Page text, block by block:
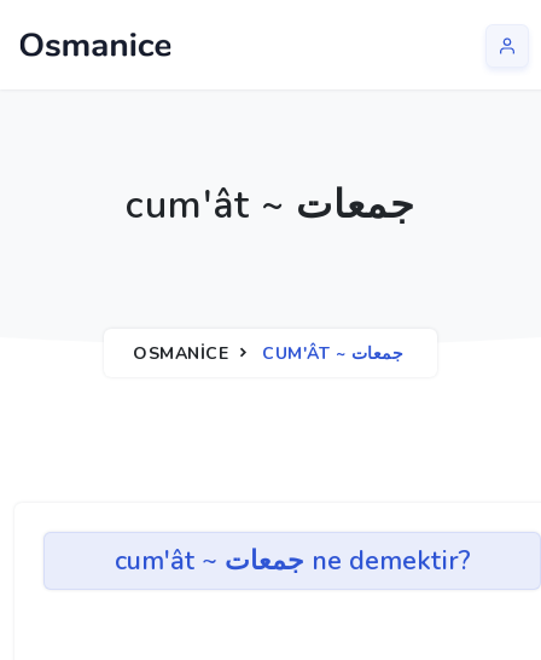
cum'ât ~ جمعات
OSMANICE CUM'ÂT ~ جمعات
cum'ât ~ جمعات ne demektir?